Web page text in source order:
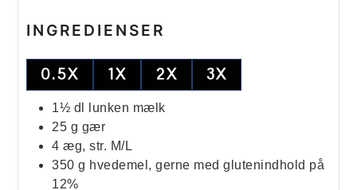
INGREDIENSER
0.5X 1X 2X 3X
1½ dl
lunken mælk
25 g gær
4 æg, str. M/L
350 g hvedemel, gerne med glutenindhold på
12%